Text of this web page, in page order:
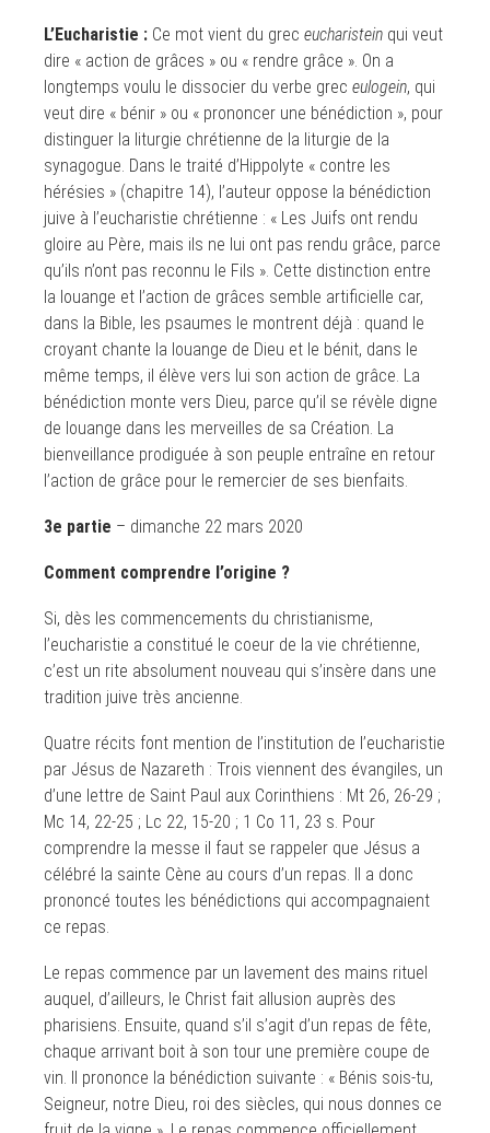
L’Eucharistie : Ce mot vient du grec eucharistein qui veut
dire « action de grâces » ou « rendre grâce ». On a
longtemps voulu le dissocier du verbe grec eulogein, qui
veut dire « bénir » ou « prononcer une bénédiction », pour
distinguer la liturgie chrétienne de la liturgie de la
synagogue. Dans le traité d’Hippolyte « contre les
hérésies » (chapitre 14), l’auteur oppose la bénédiction
juive à l’eucharistie chrétienne : « Les Juifs ont rendu
gloire au Père, mais ils ne lui ont pas rendu grâce, parce
qu’ils n’ont pas reconnu le Fils ». Cette distinction entre
la louange et l’action de grâces semble artificielle car,
dans la Bible, les psaumes le montrent déjà : quand le
croyant chante la louange de Dieu et le bénit, dans le
même temps, il élève vers lui son action de grâce. La
bénédiction monte vers Dieu, parce qu’il se révèle digne
de louange dans les merveilles de sa Création. La
bienveillance prodiguée à son peuple entraîne en retour
l’action de grâce pour le remercier de ses bienfaits.
3e partie – dimanche 22 mars 2020
Comment comprendre l’origine ?
Si, dès les commencements du christianisme,
l’eucharistie a constitué le coeur de la vie chrétienne,
c’est un rite absolument nouveau qui s’insère dans une
tradition juive très ancienne.
Quatre récits font mention de l’institution de l’eucharistie
par Jésus de Nazareth : Trois viennent des évangiles, un
d’une lettre de Saint Paul aux Corinthiens : Mt 26, 26-29 ;
Mc 14, 22-25 ; Lc 22, 15-20 ; 1 Co 11, 23 s. Pour
comprendre la messe il faut se rappeler que Jésus a
célébré la sainte Cène au cours d’un repas. Il a donc
prononcé toutes les bénédictions qui accompagnaient
ce repas.
Le repas commence par un lavement des mains rituel
auquel, d’ailleurs, le Christ fait allusion auprès des
pharisiens. Ensuite, quand s’il s’agit d’un repas de fête,
chaque arrivant boit à son tour une première coupe de
vin. Il prononce la bénédiction suivante : « Bénis sois-tu,
Seigneur, notre Dieu, roi des siècles, qui nous donnes ce